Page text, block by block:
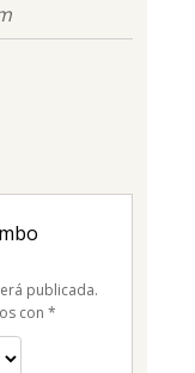
publicada.
con *